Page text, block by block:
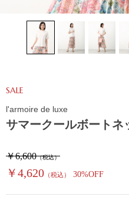
サマークールボートネ
SALE
￥6,600（税込）
￥4,620 （税込） 30%OFF
l'armoire de luxe